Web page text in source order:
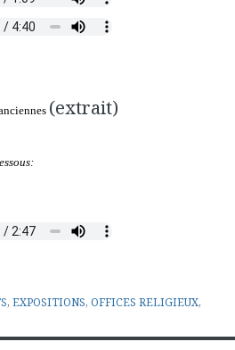
(extrait)
,EXPOSITIONS,OFFICES RELIGIEUX,